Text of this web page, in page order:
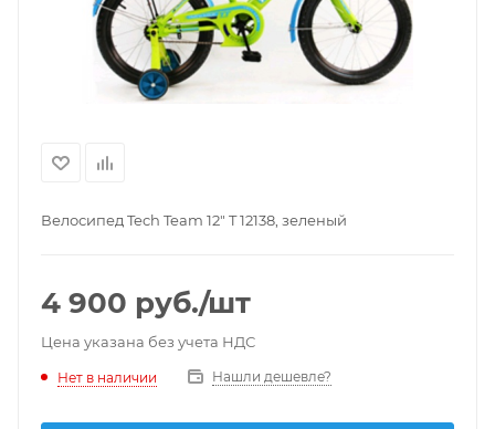
Велосипед Tech Team 12" T 12138, зеленый
4 900 руб./шт
Цена указана без учета НДС
Нет в наличии Нашли дешевле?